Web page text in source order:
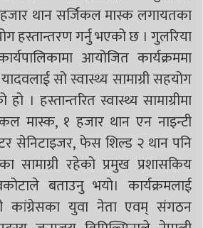
थान सर्जिकल मास्क लगायतका
हस्तान्तरण गर्नु भएको छ । गुलरिया
आयोजित कार्यक्रममा
सो स्वास्थ्य सामाग्री सहयोग
। हस्तान्तरित स्वास्थ्य सामाग्रीमा
मास्क, १ हजार थान एन नाइन्टी
सेनिटाइजर, फेस शिल्ड २ थान पनि
सामाग्री रहेको प्रमुख प्रशासकिय
बताउनु भयो। कार्यक्रमलाई
कांग्रेसका युवा नेता एवम् संगठन